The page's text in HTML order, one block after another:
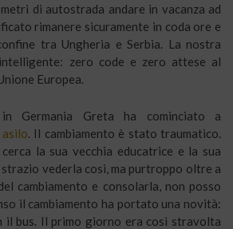
di autostrada andare in vacanza ad
rimanere sicuramente in coda ore e
tra Ungheria e Serbia. La nostra
zero code e zero attese al
Europea.
Germania Greta ha cominciato a
. Il cambiamento è stato traumatico.
la sua vecchia educatrice e la sua
strazio vederla così, ma purtroppo oltre a
cambiamento e consolarla, non posso
il cambiamento ha portato una novità:
il bus. Il primo giorno era così stravolta